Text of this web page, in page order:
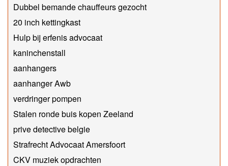
Dubbel bemande chauffeurs gezocht
20 inch kettingkast
Hulp bij erfenis advocaat
kaninchenstall
aanhangers
aanhanger Awb
verdringer pompen
Stalen ronde buis kopen Zeeland
prive detective belgie
Strafrecht Advocaat Amersfoort
CKV muziek opdrachten